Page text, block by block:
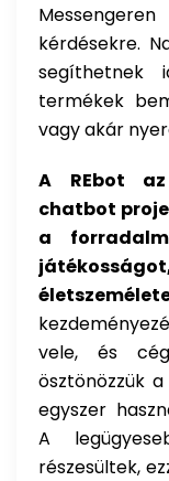
kérdésekre.
segíthetnek
termékek
vagy akár
A REbot
chatbot
a
vele, és
ösztönözzük
egyszer
A
részesültek,